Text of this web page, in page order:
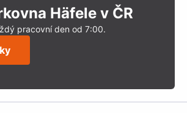
Häfele v ČR
pracovní den od 7:00.